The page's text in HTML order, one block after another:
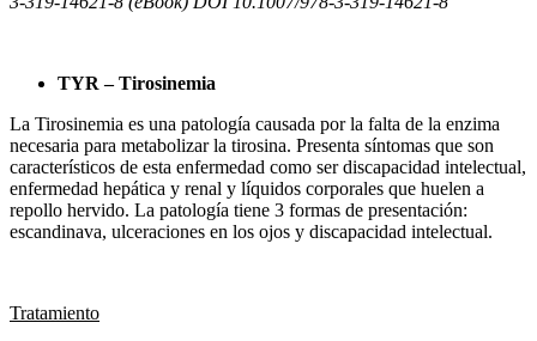
TYR – Tirosinemia
La Tirosinemia es una patología causada por la falta de la enzima
necesaria para metabolizar la tirosina. Presenta síntomas que son
característicos de esta enfermedad como ser discapacidad intelectual,
enfermedad hepática y renal y líquidos corporales que huelen a
repollo hervido. La patología tiene 3 formas de presentación:
escandinava, ulceraciones en los ojos y discapacidad intelectual.
Tratamiento